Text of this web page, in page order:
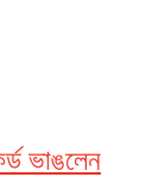
ভাঙলেন